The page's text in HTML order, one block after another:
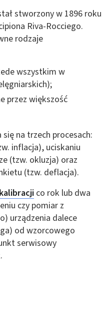
stworzony w 1896 roku
Riva-Rocciego.
rodzaje
wszystkim w
przez większość
na trzech procesach:
inflacja), uciskaniu
(tzw. okluzja) oraz
(tzw. deflacja).
co rok lub dwa
czy pomiar z
urządzenia dalece
od wzorcowego
serwisowy